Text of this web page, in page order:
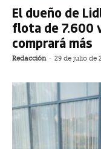
El dueño de
flota de 7.600
comprará más
Redacción - 29 de julio de